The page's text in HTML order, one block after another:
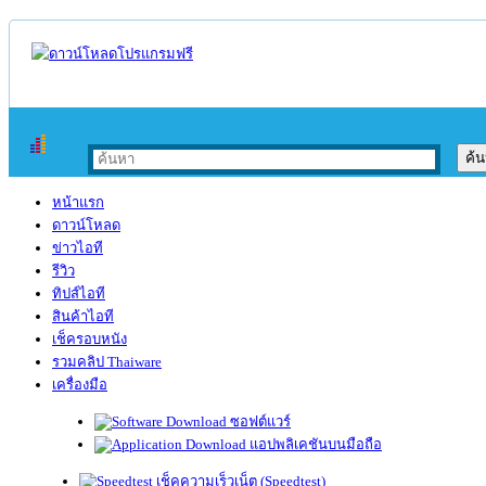
หน้าแรก
ดาวน์โหลด
ข่าวไอที
รีวิว
ทิปส์ไอที
สินค้าไอที
เช็ครอบหนัง
รวมคลิป Thaiware
เครื่องมือ
ซอฟต์แวร์
แอปพลิเคชันบนมือถือ
เช็คความเร็วเน็ต (Speedtest)